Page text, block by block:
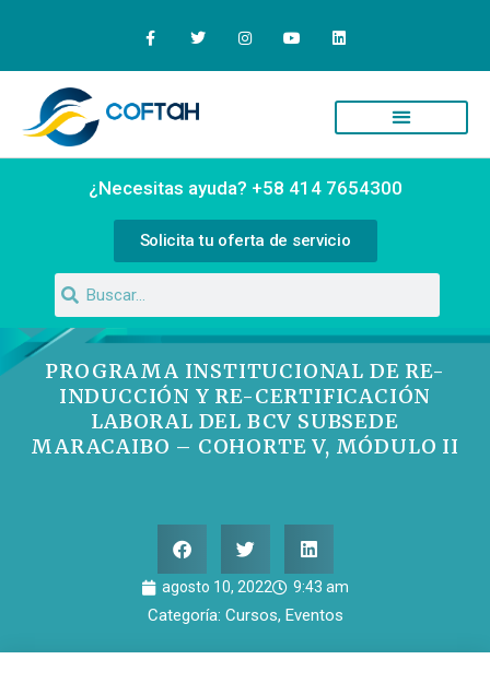
¿Necesitas ayuda? +58 414 7654300
Solicita tu oferta de servicio
PROGRAMA INSTITUCIONAL DE RE-
INDUCCIÓN Y RE-CERTIFICACIÓN
LABORAL DEL BCV SUBSEDE
MARACAIBO – COHORTE V, MÓDULO II
agosto 10, 2022 9:43 am
Categoría: Cursos, Eventos